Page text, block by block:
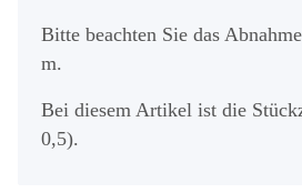
Bitte beachten Sie das
m.
Bei diesem Artikel ist die
0,5).